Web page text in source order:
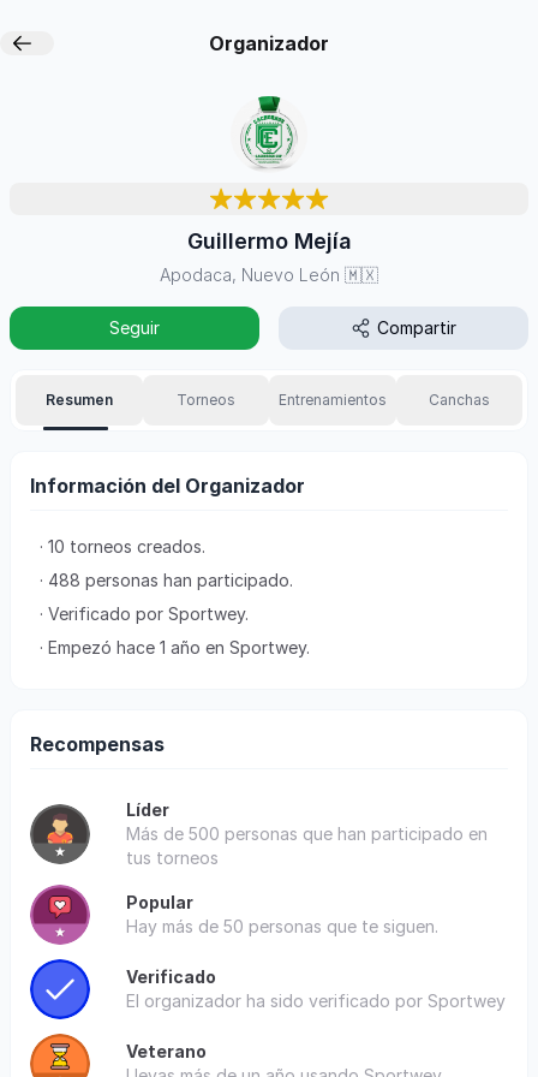
Organizador
Guillermo Mejía
Apodaca, Nuevo León 🇲🇽
Seguir Compartir
Resumen Torneos Entrenamientos Canchas
Información del Organizador
· 10 torneos creados.
· 488 personas han participado.
· Verificado por Sportwey.
· Empezó hace 1 año en Sportwey.
Recompensas
Líder
Más de 500 personas que han participado en
tus torneos
Popular
Hay más de 50 personas que te siguen.
Verificado
El organizador ha sido verificado por Sportwey
Veterano